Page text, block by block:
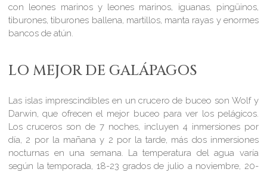
con leones marinos y leones marinos, iguanas, pingüinos,
tiburones, tiburones ballena, martillos, manta rayas y enormes
bancos de atún.
LO MEJOR DE GALÁPAGOS
Las islas imprescindibles en un crucero de buceo son Wolf y
Darwin, que ofrecen el mejor buceo para ver los pelágicos.
Los cruceros son de 7 noches, incluyen 4 inmersiones por
día, 2 por la mañana y 2 por la tarde, más dos inmersiones
nocturnas en una semana. La temperatura del agua varía
según la temporada, 18-23 grados de julio a noviembre, 20-